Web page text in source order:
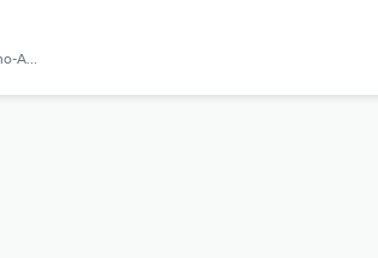
de Vida